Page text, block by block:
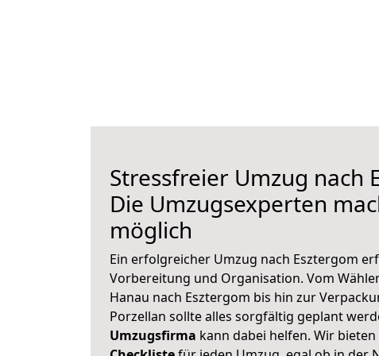
Stressfreier Umzug nach
Die Umzugsexperten
möglich
Ein erfolgreicher Umzug nach Esztergom
Vorbereitung und Organisation. Vom
Hanau nach Esztergom bis hin zur
Porzellan sollte alles sorgfältig geplant
Umzugsfirma kann dabei helfen. Wir